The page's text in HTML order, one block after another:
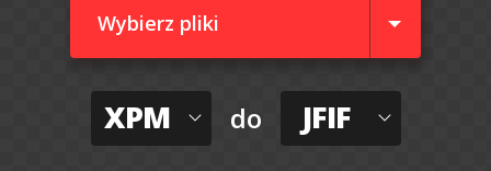
Wybierz pliki
XPM do JFIF